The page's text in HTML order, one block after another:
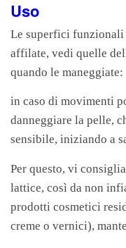
Uso
Le superfici funzionali
affilate, vedi quelle
quando le maneggiate:
in caso di movimenti
danneggiare la pelle,
sensibile, iniziando a
Per questo, vi
lattice, così da non
prodotti cosmetici
creme o vernici),